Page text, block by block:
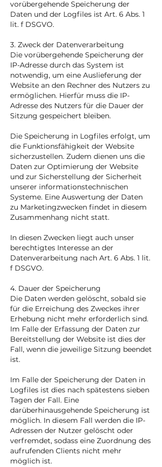
vorübergehende Speicherung der
Daten und der Logfiles ist Art. 6 Abs. 1
lit. f DSGVO.
3. Zweck der Datenverarbeitung
Die vorübergehende Speicherung der
IP-Adresse durch das System ist
notwendig, um eine Auslieferung der
Website an den Rechner des Nutzers zu
ermöglichen. Hierfür muss die IP-
Adresse des Nutzers für die Dauer der
Sitzung gespeichert bleiben.
Die Speicherung in Logfiles erfolgt, um
die Funktionsfähigkeit der Website
sicherzustellen. Zudem dienen uns die
Daten zur Optimierung der Website
und zur Sicherstellung der Sicherheit
unserer informationstechnischen
Systeme. Eine Auswertung der Daten
zu Marketingzwecken findet in diesem
Zusammenhang nicht statt.
In diesen Zwecken liegt auch unser
berechtigtes Interesse an der
Datenverarbeitung nach Art. 6 Abs. 1 lit.
f DSGVO.
4. Dauer der Speicherung
Die Daten werden gelöscht, sobald sie
für die Erreichung des Zweckes ihrer
Erhebung nicht mehr erforderlich sind.
Im Falle der Erfassung der Daten zur
Bereitstellung der Website ist dies der
Fall, wenn die jeweilige Sitzung beendet
ist.
Im Falle der Speicherung der Daten in
Logfiles ist dies nach spätestens sieben
Tagen der Fall. Eine
darüberhinausgehende Speicherung ist
möglich. In diesem Fall werden die IP-
Adressen der Nutzer gelöscht oder
verfremdet, sodass eine Zuordnung des
aufrufenden Clients nicht mehr
möglich ist.